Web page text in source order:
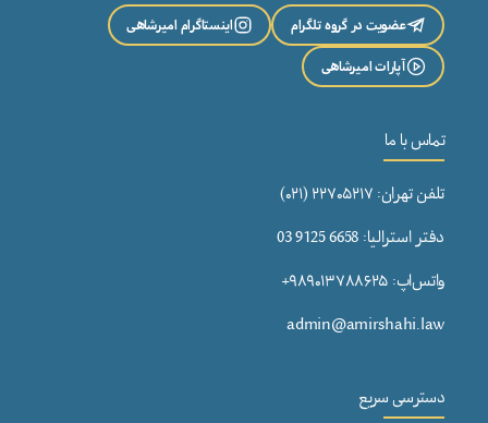
عضویت در گروه تلگرام اینستاگرام امیرشاهی
آپارات امیرشاهی
تماس با ما
تلفن تهران: ۲۲۷۰۵۲۱۷ (۰۲۱)
دفتر استرالیا: 6658 9125 03
واتس‌اپ: ۹۸۹۰۱۳۷۸۸۶۲۵+
admin@amirshahi.law
دسترسی سریع